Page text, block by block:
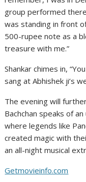
group performed
was standing in front
500-rupee note as a
treasure with me.”
Shankar chimes in,
sang at Abhishek ji’s
The evening will
Bachchan speaks of
where legends like
created magic with
an all-night musical
Getmovieinfo.com